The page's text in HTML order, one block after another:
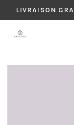
LIVRAISON